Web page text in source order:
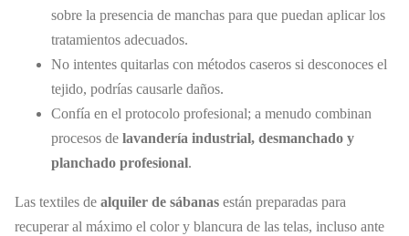
sobre la presencia de manchas para que puedan aplicar los
tratamientos adecuados.
No intentes quitarlas con métodos caseros si desconoces el
tejido, podrías causarle daños.
Confía en el protocolo profesional; a menudo combinan
procesos de lavandería industrial, desmanchado y
planchado profesional.
Las textiles de alquiler de sábanas están preparadas para
recuperar al máximo el color y blancura de las telas, incluso ante